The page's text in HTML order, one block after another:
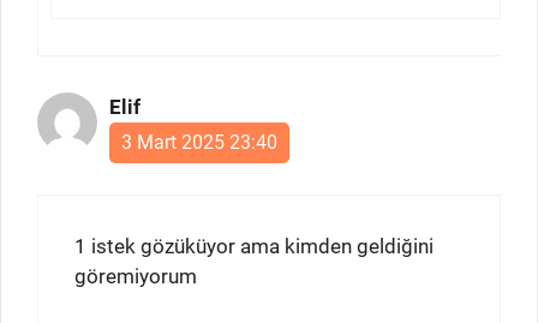
Elif
3 Mart 2025 23:40
1 istek gözüküyor ama kimden geldiğini
göremiyorum